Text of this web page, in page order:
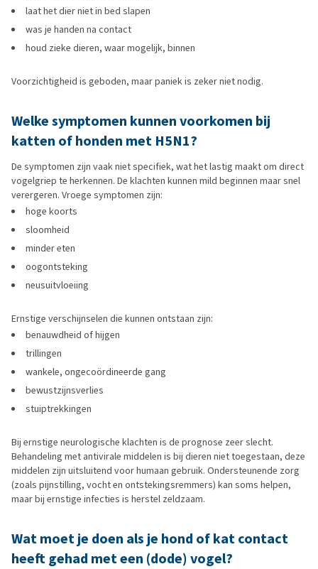
laat het dier niet in bed slapen
was je handen na contact
houd zieke dieren, waar mogelijk, binnen
Voorzichtigheid is geboden, maar paniek is zeker niet nodig.
Welke symptomen kunnen voorkomen bij
katten of honden met H5N1?
De symptomen zijn vaak niet specifiek, wat het lastig maakt om direct
vogelgriep te herkennen. De klachten kunnen mild beginnen maar snel
verergeren. Vroege symptomen zijn:
hoge koorts
sloomheid
minder eten
oogontsteking
neusuitvloeiing
Ernstige verschijnselen die kunnen ontstaan zijn:
benauwdheid of hijgen
trillingen
wankele, ongecoördineerde gang
bewustzijnsverlies
stuiptrekkingen
Bij ernstige neurologische klachten is de prognose zeer slecht.
Behandeling met antivirale middelen is bij dieren niet toegestaan, deze
middelen zijn uitsluitend voor humaan gebruik. Ondersteunende zorg
(zoals pijnstilling, vocht en ontstekingsremmers) kan soms helpen,
maar bij ernstige infecties is herstel zeldzaam.
Wat moet je doen als je hond of kat contact
heeft gehad met een (dode) vogel?